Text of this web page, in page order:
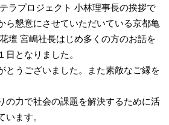
ラプロジェクト 小林理事長の挨拶で
ら懇意にさせていただいている京都亀
壇 宮嶋社長はじめ多くの方のお話を
日となりました。
とうございました。また素敵なご縁を
の力で社会の課題を解決するために活
います。